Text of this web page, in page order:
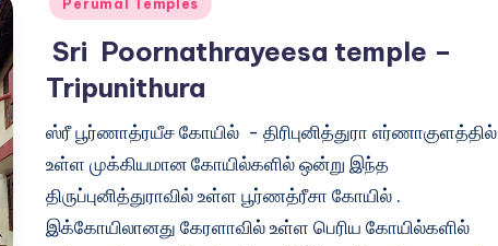
Perumal Temples
Sri Poornathrayeesa temple –
Tripunithura
ஸ்ரீ பூர்ணாத்ரயீச கோயில் - திரிபுனித்துரா எர்ணாகுளத்தில்
உள்ள முக்கியமான கோயில்களில் ஒன்று இந்த
திருப்புனித்துராவில் உள்ள பூர்ணத்ரீசா கோயில் .
இக்கோயிலானது கேரளாவில் உள்ள பெரிய கோயில்களில்